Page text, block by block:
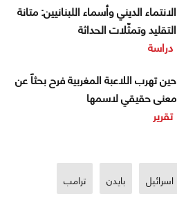
الانتماء الديني وأسماء اللبنانيين: متانة
التقليد وتمثّلات الحداثة
دراسة
حين تهرب اللاعبة المغربية فرح بحثاً عن
معنى حقيقي لاسمها
تقرير
اسرائيل بايدن ترامب